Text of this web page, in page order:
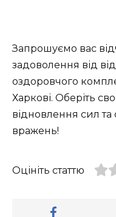
Запрошуємо вас
задоволення від
оздоровчого
Харкові. Оберіть
відновлення сил та
вражень!
Оцініть статтю